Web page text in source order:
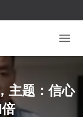
主题：信心